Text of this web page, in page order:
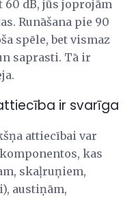
60 dB, jūs joprojām
Runāšana pie 90
spēle, bet vismaz
saprasti. Tā ir
ir svarīga
attiecībai var
kas
skaļruņiem,
austiņām,